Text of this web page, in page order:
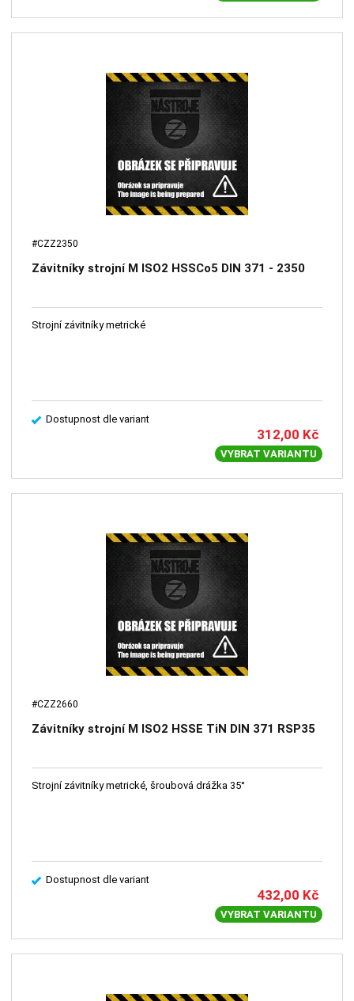
#CZZ2350
Závitníky strojní M ISO2 HSSCo5 DIN 371 - 2350
Strojní závitníky metrické
Dostupnost dle variant
312,00 Kč
VYBRAT VARIANTU
#CZZ2660
Závitníky strojní M ISO2 HSSE TiN DIN 371 RSP35
Strojní závitníky metrické, šroubová drážka 35°
Dostupnost dle variant
432,00 Kč
VYBRAT VARIANTU